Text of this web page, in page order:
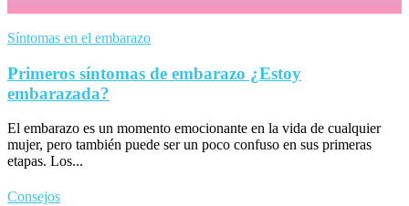
Síntomas en el embarazo
Primeros síntomas de embarazo ¿Estoy
embarazada?
El embarazo es un momento emocionante en la vida de cualquier
mujer, pero también puede ser un poco confuso en sus primeras
etapas. Los...
Consejos